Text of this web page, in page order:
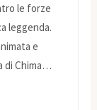
le forze
leggenda.
e
di Chima…